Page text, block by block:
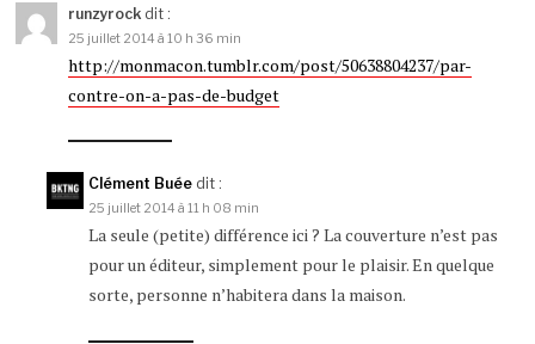
runzyrock dit :
25 juillet 2014 à 10 h 36 min
http://monmacon.tumblr.com/post/50638804237/par-
contre-on-a-pas-de-budget
Clément Buée dit :
25 juillet 2014 à 11 h 08 min
La seule (petite) différence ici ? La couverture n’est pas
pour un éditeur, simplement pour le plaisir. En quelque
sorte, personne n’habitera dans la maison.